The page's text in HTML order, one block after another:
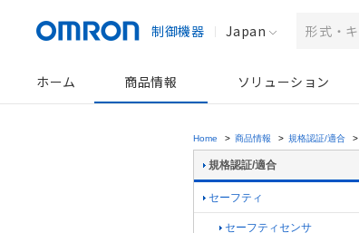
制御機器 Japan
ホーム 商品情報 ソリューション
Home > 商品情報 > 規格認証/適合 >
規格認証/適合
セーフティ
セーフティセンサ